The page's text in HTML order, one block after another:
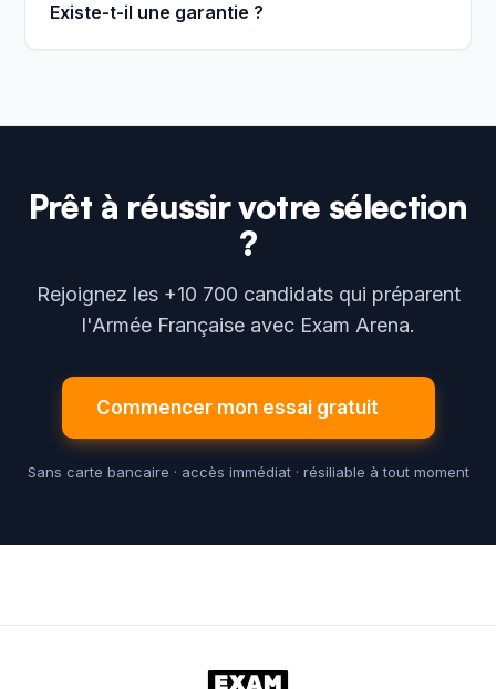
Existe-t-il une garantie ?
Prêt à réussir votre sélection
?
Rejoignez les +10 700 candidats qui préparent
l'Armée Française avec Exam Arena.
Commencer mon essai gratuit
Sans carte bancaire · accès immédiat · résiliable à tout moment